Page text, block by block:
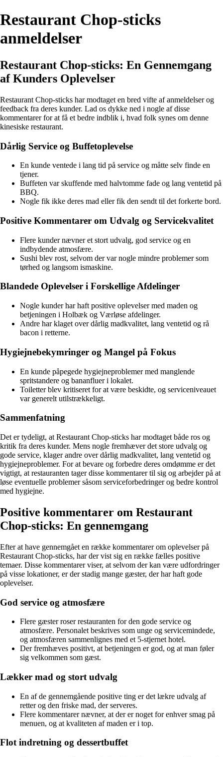
Restaurant Chop-sticks
anmeldelser
Restaurant Chop-sticks: En Gennemgang
af Kunders Oplevelser
Restaurant Chop-sticks har modtaget en bred vifte af anmeldelser og
feedback fra deres kunder. Lad os dykke ned i nogle af disse
kommentarer for at få et bedre indblik i, hvad folk synes om denne
kinesiske restaurant.
Dårlig Service og Buffetoplevelse
En kunde ventede i lang tid på service og måtte selv finde en
tjener.
Buffeten var skuffende med halvtomme fade og lang ventetid på
BBQ.
Nogle fik ikke deres mad eller fik den sendt til det forkerte bord.
Positive Kommentarer om Udvalg og Servicekvalitet
Flere kunder nævner et stort udvalg, god service og en
indbydende atmosfære.
Sushi blev rost, selvom der var nogle mindre problemer som
tørhed og langsom ismaskine.
Blandede Oplevelser i Forskellige Afdelinger
Nogle kunder har haft positive oplevelser med maden og
betjeningen i Holbæk og Værløse afdelinger.
Andre har klaget over dårlig madkvalitet, lang ventetid og rå
bacon i retterne.
Hygiejnebekymringer og Mangel på Fokus
En kunde påpegede hygiejneproblemer med manglende
spritstandere og bananfluer i lokalet.
Toiletter blev kritiseret for at være beskidte, og serviceniveauet
var generelt utilstrækkeligt.
Sammenfatning
Det er tydeligt, at Restaurant Chop-sticks har modtaget både ros og
kritik fra deres kunder. Mens nogle fremhæver det store udvalg og
gode service, klager andre over dårlig madkvalitet, lang ventetid og
hygiejneproblemer. For at bevare og forbedre deres omdømme er det
vigtigt, at restauranten tager disse kommentarer til sig og arbejder på at
løse eventuelle problemer såsom serviceforbedringer og bedre kontrol
med hygiejne.
Positive kommentarer om Restaurant
Chop-sticks: En gennemgang
Efter at have gennemgået en række kommentarer om oplevelser på
Restaurant Chop-sticks, har der vist sig en række fælles positive
temaer. Disse kommentarer viser, at selvom der kan være udfordringer
på visse lokationer, er der stadig mange gæster, der har haft gode
oplevelser.
God service og atmosfære
Flere gæster roser restauranten for den gode service og
atmosfære. Personalet beskrives som unge og servicemindede,
og atmosfæren sammenlignes med et 5-stjernet hotel.
Der fremhæves positivt, at betjeningen er god, og at man føler
sig velkommen som gæst.
Lækker mad og stort udvalg
En af de gennemgående positive ting er det lækre udvalg af
retter og den friske mad, der serveres.
Flere kommentarer nævner, at der er noget for enhver smag på
menuen, og at kvaliteten af maden er i top.
Flot indretning og dessertbuffet